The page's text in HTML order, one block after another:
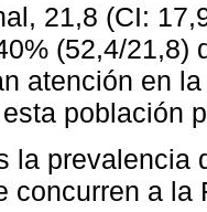
21,8 (CI:
(52,4/21,8)
atención en
población
la prevalencia
concurren a